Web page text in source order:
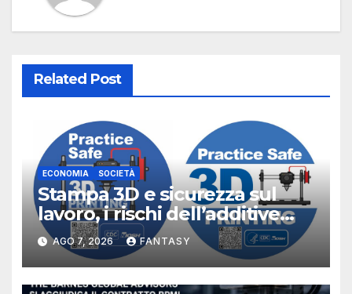
Related Post
ECONOMIA SOCIETÀ
Stampa 3D e sicurezza sul
lavoro, i rischi dell’additive
manufacturing secondo
NIOSH
AGO 7, 2026 FANTASY